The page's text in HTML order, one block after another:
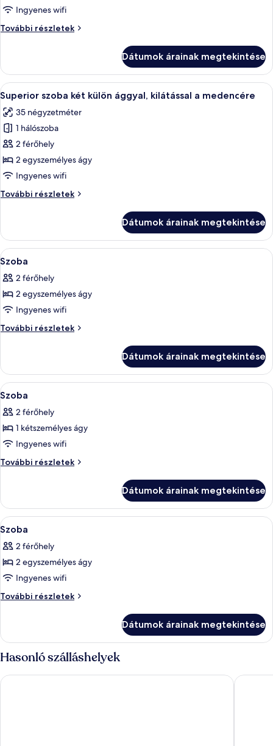
Családi
kilátással
Ingyenes wifi
További részletek
Családi
medencére
további
részletei
Dátumok árainak megtekintése
A
következő
szoba
összes
képének
megtekintése:
Superior
két
kilátással
a
medencére
Minibár, széf a szobában, íróasztal és
5
Superior szoba két külön ággyal, kilátással a medencére
35 négyzetméter
1 hálószoba
2 férőhely
2 egyszemélyes ágy
Ingyenes wifi
További részletek
Superior
ággyal,
kilátással
a
további
részletei
Dátumok árainak megtekintése
A
következő
szoba
összes
képének
megtekintése:
Egy szállodai szoba, amelyben egy
5
Szoba
2 férőhely
2 egyszemélyes ágy
Ingyenes wifi
További részletek
Szoba
Dátumok árainak megtekintése
A
következő
szoba
összes
képének
megtekintése:
Egy modern szállodai szoba,
3
Szoba
2 férőhely
1 kétszemélyes ágy
Ingyenes wifi
További részletek
Szoba
Dátumok árainak megtekintése
A
következő
szoba
összes
képének
megtekintése:
Egy szállodai szoba, amelyben egy
5
Szoba
2 férőhely
2 egyszemélyes ágy
Ingyenes wifi
További részletek
Szoba
Dátumok árainak megtekintése
Hasonló szálláshelyek
Arinara Beach Resort Phuket Holiday